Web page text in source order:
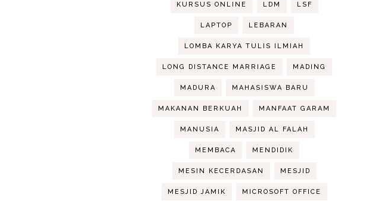
KURSUS ONLINE LDM LSF
LAPTOP LEBARAN
LOMBA KARYA TULIS ILMIAH
LONG DISTANCE MARRIAGE MADING
MADURA MAHASISWA BARU
MAKANAN BERKUAH MANFAAT GARAM
MANUSIA MASJID AL FALAH
MEMBACA MENDIDIK
MESIN KECERDASAN MESJID
MESJID JAMIK MICROSOFT OFFICE